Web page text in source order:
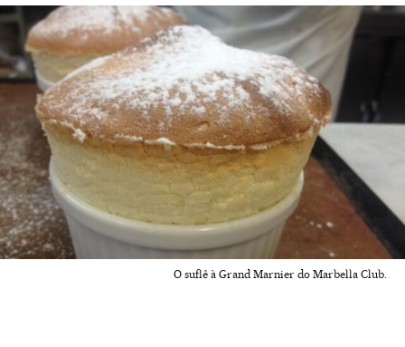
O suflê à Grand Marnier do Marbella Club.